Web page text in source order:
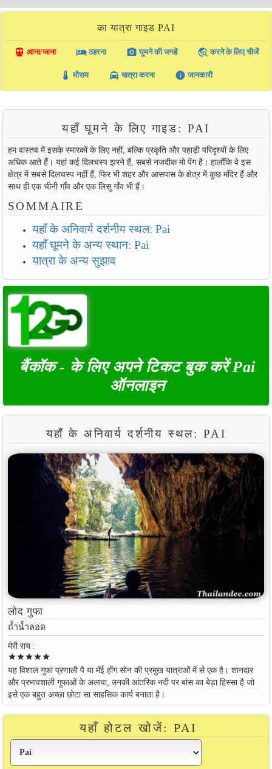
का यात्रा गाइड PAI
directions_transit आना/जाना local_hotelठहरना photo_camera घूमने की जगहें travel_explore करने के लिए चीजें
thermostat मौसम local_taxi यात्रा करना info जानकारी
यहाँ घूमने के लिए गाइड: PAI
हम वास्तव में इसके स्मारकों के लिए नहीं, बल्कि प्रकृति और पहाड़ी परिदृश्यों के लिए
अधिक आते हैं। यहां कई दिलचस्प झरने हैं, सबसे नजदीक मो पेंग है। हालाँकि वे इस
क्षेत्र में सबसे दिलचस्प नहीं हैं, फिर भी शहर और आसपास के क्षेत्र में कुछ मंदिर हैं और
साथ ही एक चीनी गाँव और एक लिसु गाँव भी हैं।
SOMMAIRE
यहाँ के अनिवार्य दर्शनीय स्थल: Pai
यहाँ घूमने के अन्य स्थान: Pai
यात्रा के अन्य सुझाव
बैंकॉक - के लिए अपने टिकट बुक करें Pai
ऑनलाइन
यहाँ के अनिवार्य दर्शनीय स्थल: PAI
लोद गुफा
ถ้ำน้ำลอด
मेरी राय :
starstarstarstarstar
यह विशाल गुफा प्रणाली पै या मॅई होंग सोन की प्रमुख यात्राओं में से एक है। शानदार
और प्रभावशाली गुफाओं के अलावा, उनकी आंतरिक नदी पर बांस का बेड़ा हिस्सा है जो
इसे एक बहुत अच्छा छोटा सा साहसिक कार्य बनाता है।
यहाँ होटल खोजें: PAI